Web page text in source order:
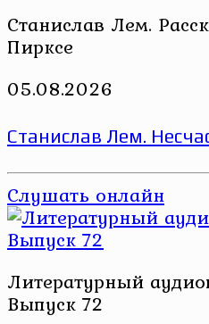
Станислав Лем.
Пирксе
05.08.2026
Станислав Лем.
Слушать онлайн
Литературный
Выпуск 72